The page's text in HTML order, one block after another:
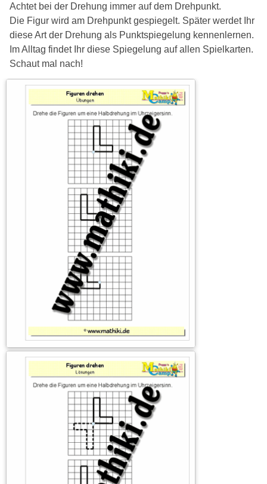
Achtet bei der Drehung immer auf dem Drehpunkt.
Die Figur wird am Drehpunkt gespiegelt. Später werdet Ihr
diese Art der Drehung als Punktspiegelung kennenlernen.
Im Alltag findet Ihr diese Spiegelung auf allen Spielkarten.
Schaut mal nach!